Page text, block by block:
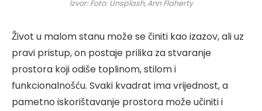
Izvor: Foto: Unsplash, Ann Flaherty
Život u malom stanu može se činiti kao izazov, ali uz
pravi pristup, on postaje prilika za stvaranje
prostora koji odiše toplinom, stilom i
funkcionalnošću. Svaki kvadrat ima vrijednost, a
pametno iskorištavanje prostora može učiniti i